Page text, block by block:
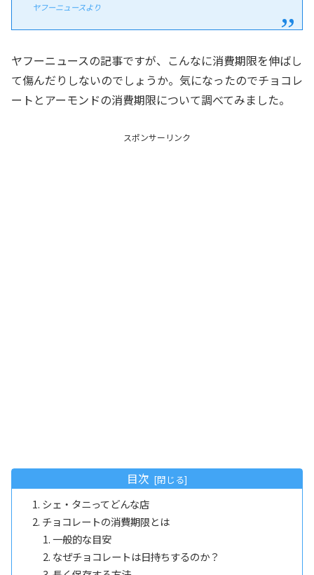
ヤフーニュースより
ヤフーニュースの記事ですが、こんなに消費期限を伸ばし
て傷んだりしないのでしょうか。気になったのでチョコレ
ートとアーモンドの消費期限について調べてみました。
スポンサーリンク
目次
シェ・タニってどんな店
チョコレートの消費期限とは
一般的な目安
なぜチョコレートは日持ちするのか？